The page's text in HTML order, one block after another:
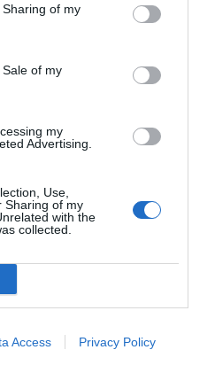
of my
of my
my
Advertising.
Use,
Sharing of my
with the
collected.
Access Privacy Policy
Παιδαγωγικά Παιχνίδια
"Δ. ΚΛΕΙΔΑΣ"
του εκπαιδευτικού υλικού
σε κάθε στάδιο ανάπτυξης
μας περιλαμβάνει
και ειδικά θεραπευτικά
να προσφέρουν
Επενδύουμε στην
αξία, χρησιμοποιώντας
προς το περιβάλλον. Είτε
απασχόληση στο σπίτι είτε
και την πρόοδο